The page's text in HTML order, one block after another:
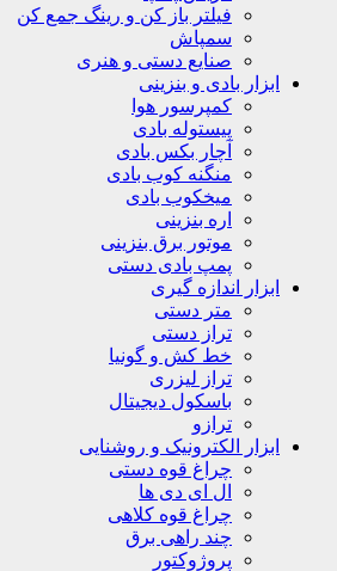
فیلتر باز کن و رینگ جمع کن
سمپاش
صنایع دستی و هنری
ابزار بادی و بنزینی
کمپرسور هوا
پیستوله بادی
آچار بکس بادی
منگنه کوب بادی
میخکوب بادی
اره بنزینی
موتور برق بنزینی
پمپ بادی دستی
ابزار اندازه گیری
متر دستی
تراز دستی
خط کش و گونیا
تراز لیزری
باسکول دیجیتال
ترازو
ابزار الکترونیک و روشنایی
چراغ قوه دستی
ال ای دی ها
چراغ قوه کلاهی
چند راهی برق
پروژوکتور